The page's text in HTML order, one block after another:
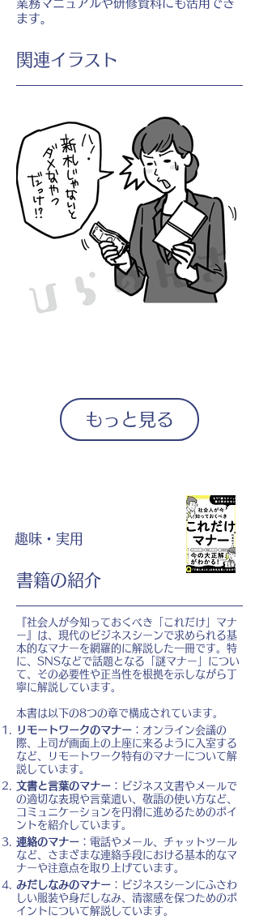
業務マニュアルや研修資料にも活用でき
ます。
​関連イラスト
もっと見る
趣味・実用
書籍の紹介
『社会人が今知っておくべき「これだけ」マナ
ー』は、現代のビジネスシーンで求められる基
本的なマナーを網羅的に解説した一冊です。特
に、SNSなどで話題となる「謎マナー」につい
て、その必要性や正当性を根拠を示しながら丁
寧に解説しています。
本書は以下の8つの章で構成されています。
リモートワークのマナー ：オンライン会議の
際、上司が画面上の上座に来るように入室する
など、リモートワーク特有のマナーについて解
説しています。
文書と言葉のマナー ：ビジネス文書やメールで
の適切な表現や言葉遣い、敬語の使い方など、
コミュニケーションを円滑に進めるためのポイ
ントを紹介しています。
連絡のマナー ：電話やメール、チャットツール
など、さまざまな連絡手段における基本的なマ
ナーや注意点を取り上げています。
みだしなみのマナー ：ビジネスシーンにふさわ
しい服装や身だしなみ、清潔感を保つためのポ
イントについて解説しています。